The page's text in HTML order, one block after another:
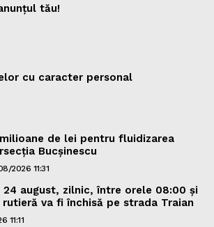
tău!
cu caracter personal
de lei pentru fluidizarea
Bucșinescu
2026 11:31
24 august, zilnic, între orele 08:00 și
va fi închisă pe strada Traian
11:11